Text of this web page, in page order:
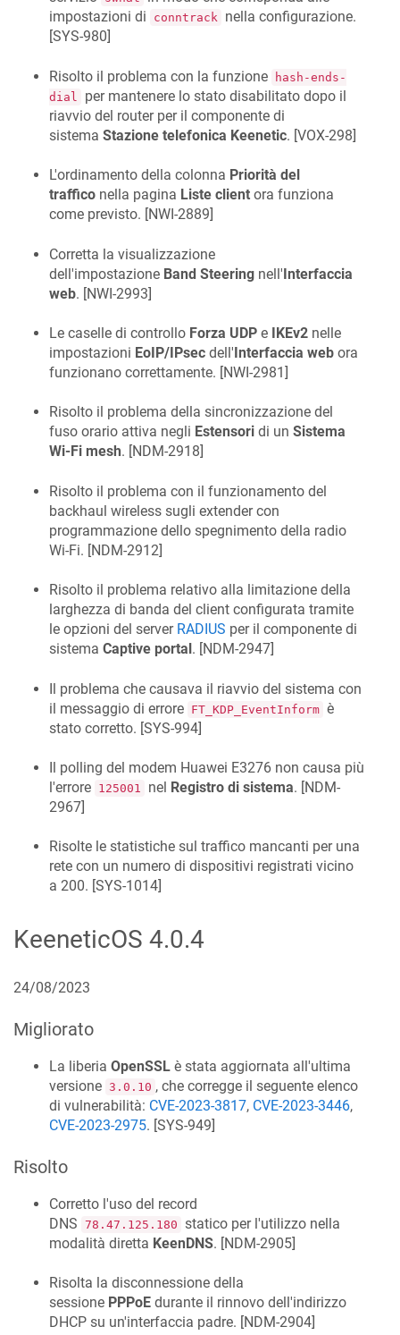
impostazioni di
conntrack nella configurazione.
[SYS-980]
Risolto il problema con la funzione
hash-ends-
dial
per mantenere lo stato disabilitato dopo il
riavvio del router per il componente di
sistema Stazione telefonica Keenetic. [VOX-298]
L'ordinamento della colonna Priorità del
traffico nella pagina Liste client ora funziona
come previsto. [NWI-2889]
Corretta la visualizzazione
dell'impostazione Band Steering nell'Interfaccia
web. [NWI-2993]
Le caselle di controllo Forza UDP e IKEv2 nelle
impostazioni EoIP/IPsec dell'Interfaccia web ora
funzionano correttamente. [NWI-2981]
Risolto il problema della sincronizzazione del
fuso orario attiva negli Estensori di un Sistema
Wi-Fi mesh. [NDM-2918]
Risolto il problema con il funzionamento del
backhaul wireless sugli extender con
programmazione dello spegnimento della radio
Wi-Fi. [NDM-2912]
Risolto il problema relativo alla limitazione della
larghezza di banda del client configurata tramite
le opzioni del server RADIUS per il componente di
sistema Captive portal. [NDM-2947]
Il problema che causava il riavvio del sistema con
il messaggio di errore FT_KDP_EventInform è
stato corretto. [SYS-994]
Il polling del modem Huawei E3276 non causa più
l'errore 125001 nel Registro di sistema. [NDM-
2967]
Risolte le statistiche sul traffico mancanti per una
rete con un numero di dispositivi registrati vicino
a 200. [SYS-1014]
KeeneticOS 4.0.4
24/08/2023
Migliorato
La liberia OpenSSL è stata aggiornata all'ultima
versione 3.0.10 , che corregge il seguente elenco
di vulnerabilità: CVE-2023-3817, CVE-2023-3446,
CVE-2023-2975. [SYS-949]
Risolto
Corretto l'uso del record
DNS 78.47.125.180 statico per l'utilizzo nella
modalità diretta KeenDNS. [NDM-2905]
Risolta la disconnessione della
sessione PPPoE durante il rinnovo dell'indirizzo
DHCP su un'interfaccia padre. [NDM-2904]